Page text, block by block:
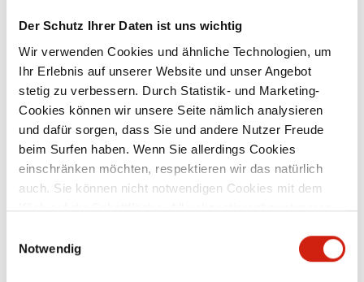
Der Schutz Ihrer Daten ist uns wichtig
Wir verwenden Cookies und ähnliche Technologien, um
Ihr Erlebnis auf unserer Website und unser Angebot
stetig zu verbessern. Durch Statistik- und Marketing-
Cookies können wir unsere Seite nämlich analysieren
und dafür sorgen, dass Sie und andere Nutzer Freude
beim Surfen haben. Wenn Sie allerdings Cookies
einschränken möchten, respektieren wir das natürlich
auch. Sie können nicht notwendigen Cookies mit dem
Klick auf die Schaltfläche „Alle akzeptieren“ zustimmen
alle Cookies auswählen.
Notwendig
Zubehör